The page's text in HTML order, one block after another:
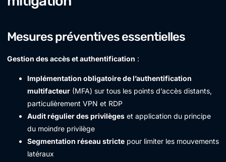
Mesures préventives essentielles
Gestion des accès et authentification :
Implémentation obligatoire de l’authentification
multifacteur (MFA) sur tous les points d’accès distants,
particulièrement VPN et RDP
Audit régulier des privilèges et application du principe
du moindre privilège
Segmentation réseau stricte pour limiter les mouvements
latéraux